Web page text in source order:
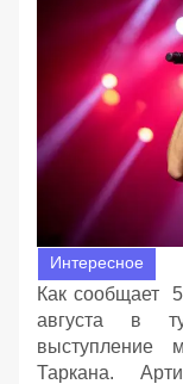
Интересное
Как сообщает
августа в
выступление
Таркана.